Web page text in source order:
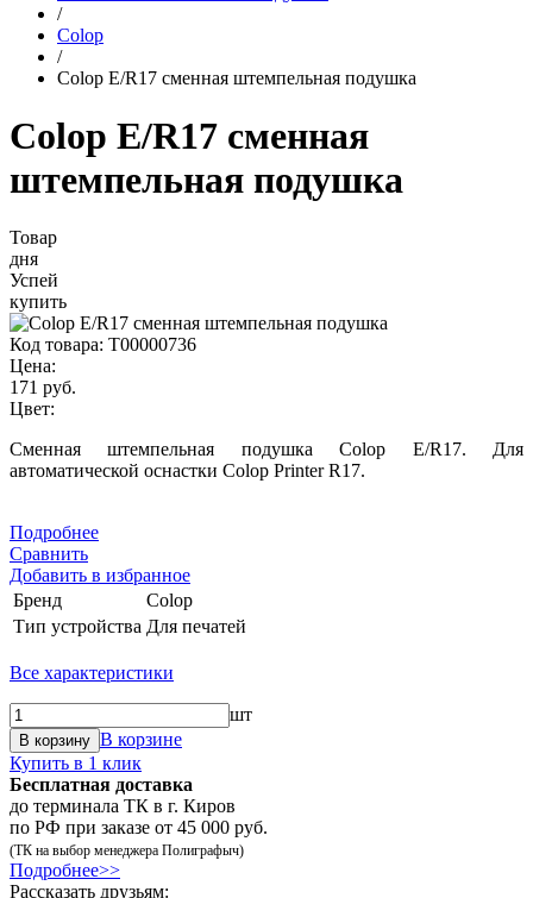
/
Colop
/
Colop Е/R17 сменная штемпельная подушка
Colop Е/R17 сменная
штемпельная подушка
Товар
дня
Успей
купить
Код товара: Т00000736
Цена:
171 руб.
Цвет:
Сменная штемпельная подушка Colop Е/R17. Для
автоматической оснастки Colop Printer R17.
Подробнее
Сравнить
Добавить в избранное
Бренд
Colop
Тип устройства Для печатей
Все характеристики
шт
В корзину В корзине
Купить в 1 клик
Бесплатная доставка
до терминала ТК в г. Киров
по РФ при заказе от 45 000 руб.
(ТК на выбор менеджера Полиграфыч)
Подробнее>>
Рассказать друзьям: